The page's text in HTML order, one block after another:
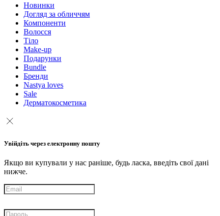
Новинки
Догляд за обличчям
Компоненти
Волосся
Тіло
Make-up
Подарунки
Bundle
Бренди
Nastya loves
Sale
Дерматокосметика
Увійдіть через електронну пошту
Якщо ви купували у нас раніше, будь ласка, введіть свої дані
нижче.